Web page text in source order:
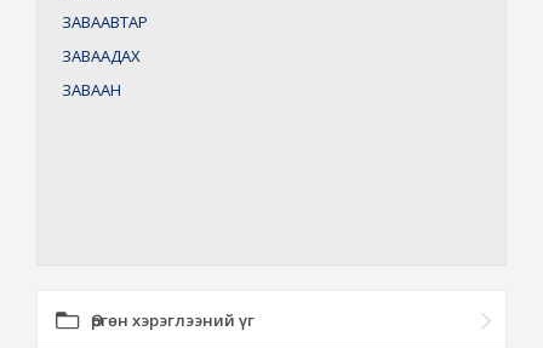
ЗАВААВТАР
ЗАВААДАХ
ЗАВААН
Өргөн хэрэглээний үг